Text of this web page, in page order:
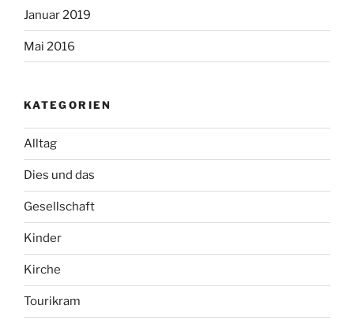
Januar 2019
Mai 2016
KATEGORIEN
Alltag
Dies und das
Gesellschaft
Kinder
Kirche
Tourikram